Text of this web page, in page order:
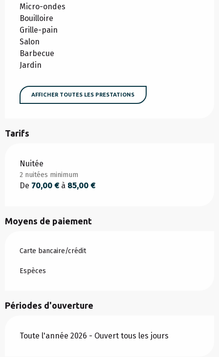
Micro-ondes
Bouilloire
Grille-pain
Salon
Barbecue
Jardin
AFFICHER TOUTES LES PRESTATIONS
Tarifs
Tarifs 2026
Nuitée
2 nuitées minimum
De 70,00 €à 85,00 €
Moyens de paiement
Carte bancaire/crédit
Espèces
Périodes d'ouverture
Toute l'année 2026 - Ouvert tous les jours